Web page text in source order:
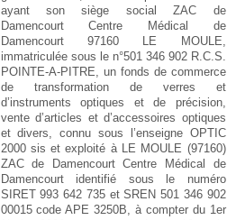
ayant son siège social ZAC de
Damencourt Centre Médical de
Damencourt 97160 LE MOULE,
immatriculée sous le n°501 346 902 R.C.S.
POINTE-A-PITRE, un fonds de commerce
de transformation de verres et
d’instruments optiques et de précision,
vente d’articles et d’accessoires optiques
et divers, connu sous l’enseigne OPTIC
2000 sis et exploité à LE MOULE (97160)
ZAC de Damencourt Centre Médical de
Damencourt identifié sous le numéro
SIRET 993 642 735 et SREN 501 346 902
00015 code APE 3250B, à compter du 1er